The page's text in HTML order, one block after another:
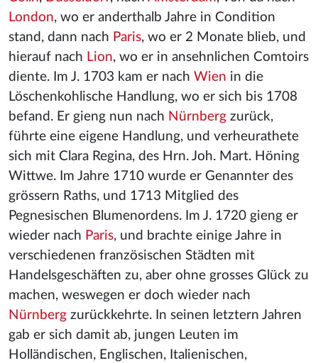
London, wo er anderthalb Jahre in Condition
stand, dann nach Paris, wo er 2 Monate blieb, und
hierauf nach Lion, wo er in ansehnlichen Comtoirs
diente. Im J. 1703 kam er nach Wien in die
Löschenkohlische Handlung, wo er sich bis 1708
befand. Er gieng nun nach Nürnberg zurück,
führte eine eigene Handlung, und verheurathete
sich mit Clara Regina, des Hrn. Joh. Mart. Höning
Wittwe. Im Jahre 1710 wurde er Genannter des
grössern Raths, und 1713 Mitglied des
Pegnesischen Blumenordens. Im J. 1720 gieng er
wieder nach Paris, und brachte einige Jahre in
verschiedenen französischen Städten mit
Handelsgeschäften zu, aber ohne grosses Glück zu
machen, weswegen er doch wieder nach
Nürnberg zurückkehrte. In seinen letztern Jahren
gab er sich damit ab, jungen Leuten im
Holländischen, Englischen, Italienischen,